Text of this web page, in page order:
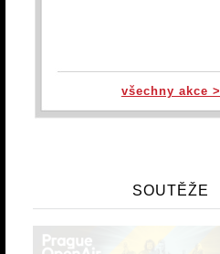
všechny akce >
SOUTĚŽE